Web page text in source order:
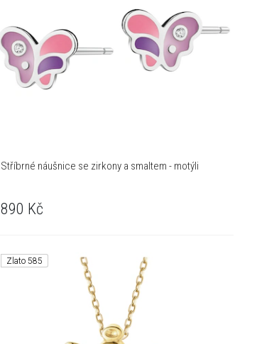
Stříbrné náušnice se zirkony a smaltem - motýli
890 Kč
Zlato 585